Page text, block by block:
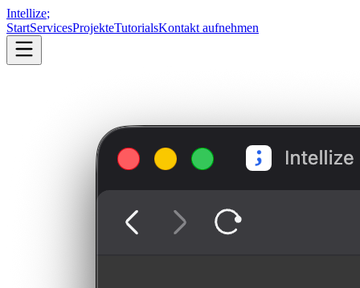
Intellize;
StartServicesProjekteTutorialsKontakt aufnehmen